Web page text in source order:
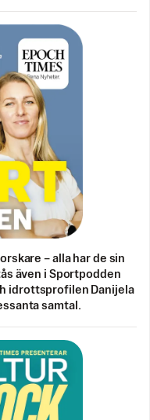
– alla har de sin
även i Sportpodden
idrottsprofilen Danijela
samtal.